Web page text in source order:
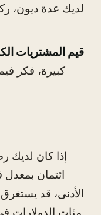
لديك عدة ديون،
قيم المشتريات
كبيرة، فكر
الأدنى، قد